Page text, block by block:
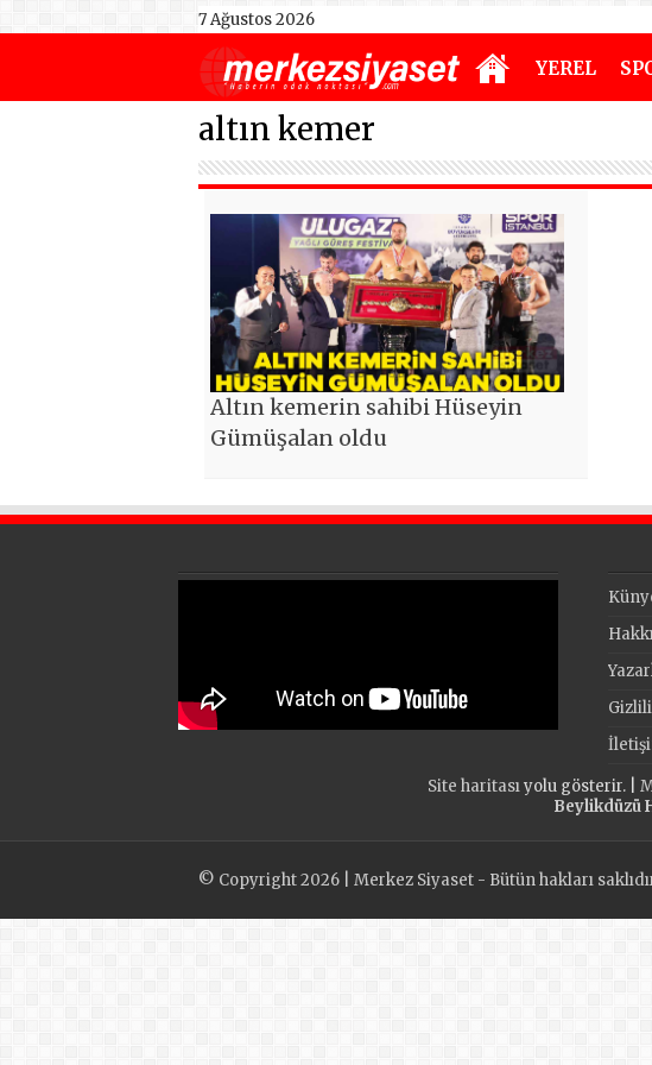
7 Ağustos 2026
YEREL
altın kemer
Altın kemerin sahibi Hüseyin
Gümüşalan oldu
Site haritasıyolu gösterir. |
Beylikdüzü
© Copyright 2026 | Merkez Siyaset - Bütün hakları